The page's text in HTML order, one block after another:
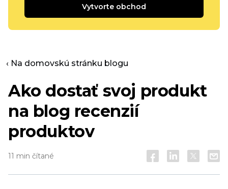
Vytvorte obchod
‹ Na domovskú stránku blogu
Ako dostať svoj produkt
na blog recenzií
produktov
11 min čítané